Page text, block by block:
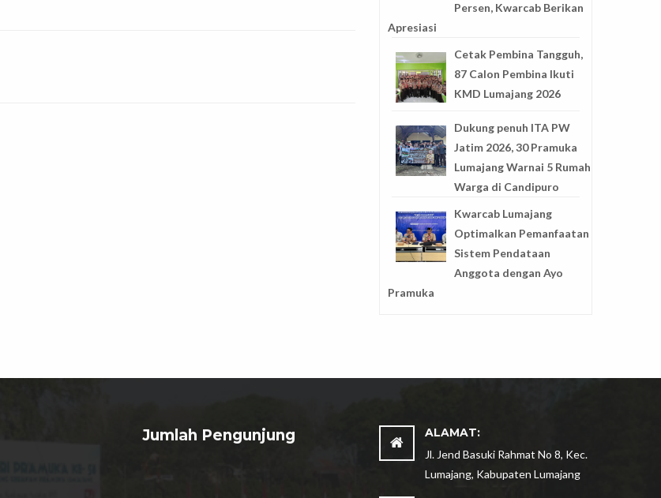
Persen, Kwarcab Berikan
Apresiasi
Cetak Pembina Tangguh,
87 Calon Pembina Ikuti
KMD Lumajang 2026
Dukung penuh ITA PW
Jatim 2026, 30 Pramuka
Lumajang Warnai 5 Rumah
Warga di Candipuro
Kwarcab Lumajang
Optimalkan Pemanfaatan
Sistem Pendataan
Anggota dengan Ayo
Pramuka
Jumlah Pengunjung ALAMAT:
Jl. Jend Basuki Rahmat No 8, Kec.
Lumajang, Kabupaten Lumajang